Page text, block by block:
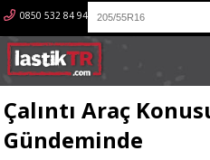
0850 532 84 94
Çalıntı Araç
Gündeminde